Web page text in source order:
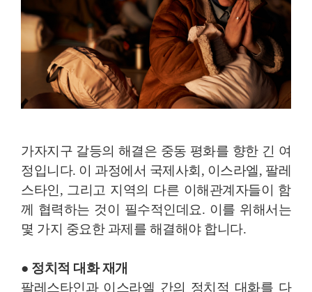
가자지구 갈등의 해결은 중동 평화를 향한 긴 여
정입니다. 이 과정에서 국제사회, 이스라엘, 팔레
스타인, 그리고 지역의 다른 이해관계자들이 함
께 협력하는 것이 필수적인데요. 이를 위해서는
몇 가지 중요한 과제를 해결해야 합니다.
● 정치적 대화 재개
팔레스타인과 이스라엘 간의 정치적 대화를 다